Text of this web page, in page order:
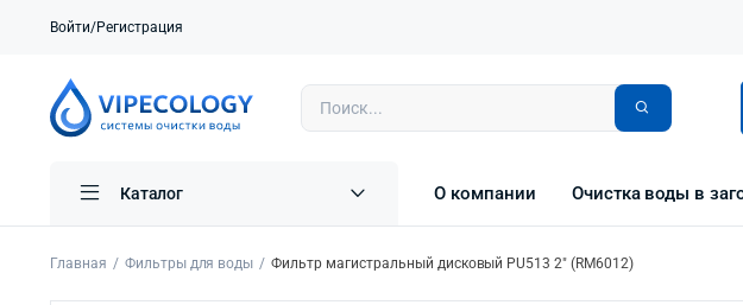
Войти/Регистрация
Каталог О компании Очистка воды в
Главная Фильтры для воды Фильтр магистральный дисковый PU513 2″ (RM6012)